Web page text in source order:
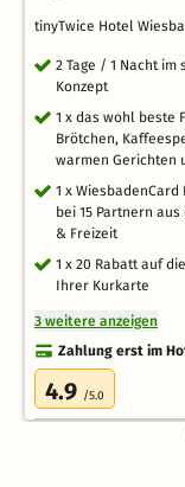
tinyTwice Hotel
2 Tage / 1 Nacht
Konzept
1 x das wohl beste
Brötchen,
warmen Gerichten
1 x
bei 15 Partnern
& Freizeit
1 x 20 Rabatt auf
Ihrer Kurkarte
3 weitere anzeigen
Zahlung erst im
4.9 /5.0